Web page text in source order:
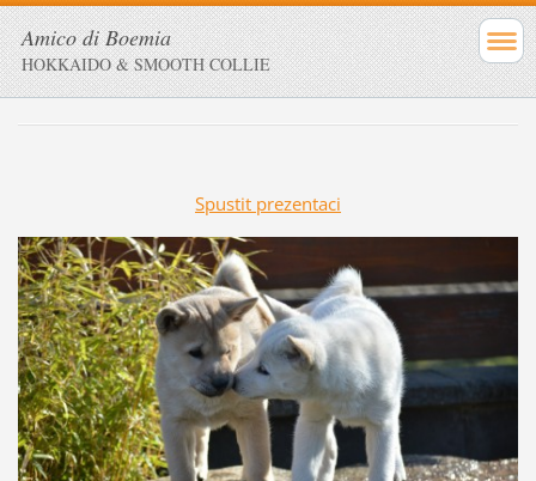
Amico di Boemia
HOKKAIDO & SMOOTH COLLIE
Spustit prezentaci